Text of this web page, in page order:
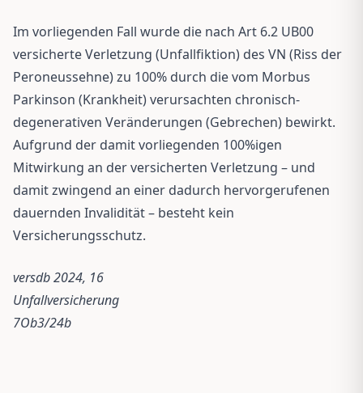
Im vorliegenden Fall wurde die nach Art 6.2 UB00
versicherte Verletzung (Unfallfiktion) des VN (Riss der
Peroneussehne) zu 100% durch die vom Morbus
Parkinson (Krankheit) verursachten chronisch-
degenerativen Veränderungen (Gebrechen) bewirkt.
Aufgrund der damit vorliegenden 100%igen
Mitwirkung an der versicherten Verletzung – und
damit zwingend an einer dadurch hervorgerufenen
dauernden Invalidität – besteht kein
Versicherungsschutz.
versdb 2024, 16
Unfallversicherung
7Ob3/24b